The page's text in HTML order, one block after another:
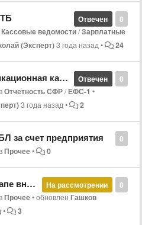
0
Отвечен
Кассовые ведомости/Зарплатные
(Эксперт)3 года назад• 24
0
Отвечен
отличается от справочника в форме.
Отчетность СФР/ЕФС-1 •
3 года назад• 2
0
за счет предприятия
Прочее• 0
0
На рассмотрении
Прочее•обновленГашков
• 3